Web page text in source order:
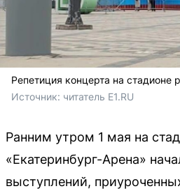
Репетиция концерта на стадионе
Источник: читатель E1.RU
Ранним утром 1 мая на
«Екатеринбург-Арена»
выступлений,